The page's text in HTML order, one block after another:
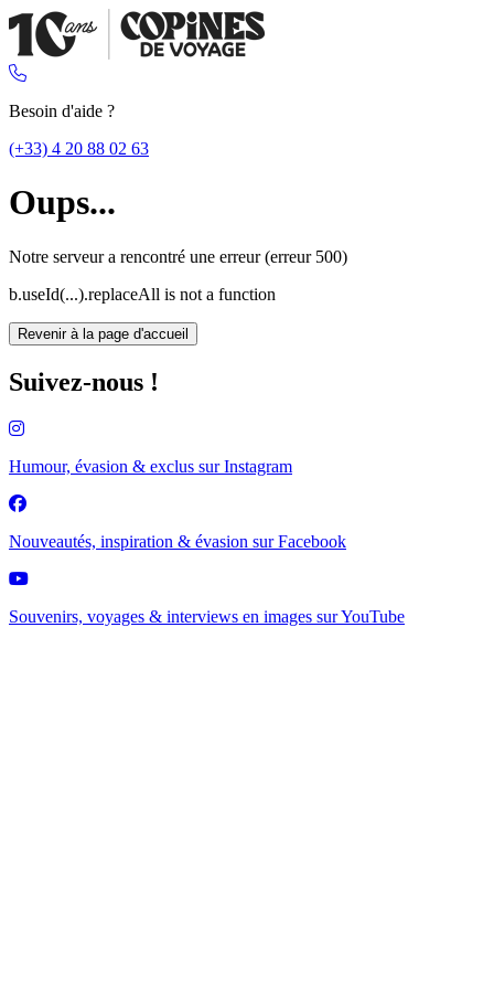
Besoin d'aide ?
(+33) 4 20 88 02 63
Oups...
Notre serveur a rencontré une erreur (erreur 500)
b.useId(...).replaceAll is not a function
Revenir à la page d'accueil
Suivez-nous !
Humour, évasion & exclus surInstagram
Nouveautés, inspiration & évasion surFacebook
Souvenirs, voyages & interviews en images surYouTube